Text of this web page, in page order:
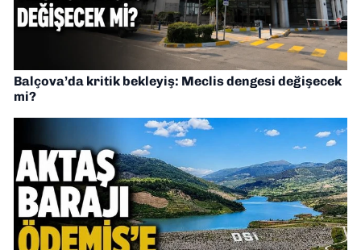
Balçova’da kritik bekleyiş: Meclis dengesi değişecek
mi?